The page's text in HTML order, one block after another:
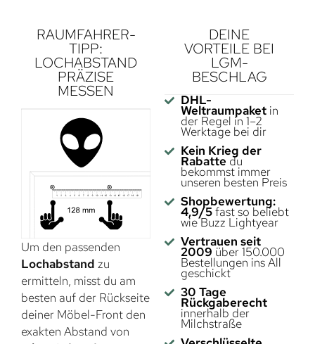
RAUMFAHRER-
TIPP:
LOCHABSTAND
PRÄZISE
MESSEN
Um den passenden
Lochabstand zu
ermitteln, misst du am
besten auf der Rückseite
deiner Möbel-Front den
exakten Abstand von
DEINE
VORTEILE BEI
LGM-
BESCHLAG
DHL-
Weltraumpaketin
der Regel in 1–2
Werktage bei dir
Kein Krieg der
Rabatte du
bekommst immer
unseren besten Preis
Shopbewertung:
4,9/5fast so beliebt
wie Buzz Lightyear
Vertrauen seit
2009 über 150.000
Bestellungen ins All
geschickt
30 Tage
Rückgaberecht
innerhalb der
Milchstraße